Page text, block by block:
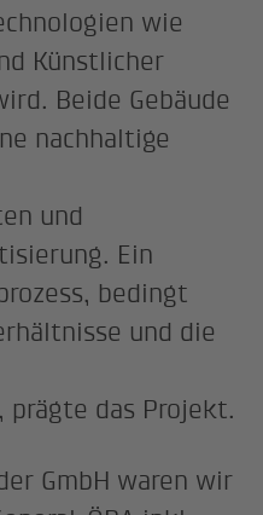
wie
Künstlicher
Beide Gebäude
nachhaltige
und
Ein
bedingt
und die
prägte das Projekt.
GmbH waren wir